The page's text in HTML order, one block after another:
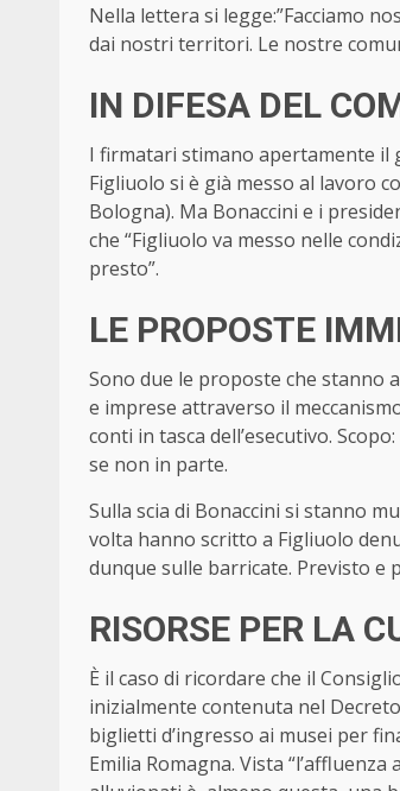
Nella lettera si legge:”Facciamo
dai nostri territori. Le nostre
IN DIFESA DEL
I firmatari stimano apertamente il
Figliuolo si è già messo al lavoro
Bologna). Ma Bonaccini e i
che “Figliuolo va messo nelle
presto”.
LE PROPOSTE
Sono due le proposte che stanno
e imprese attraverso il
conti in tasca dell’esecutivo.
se non in parte.
Sulla scia di Bonaccini si stanno
volta hanno scritto a Figliuolo
dunque sulle barricate. Previsto e
RISORSE PER LA
È il caso di ricordare che il
inizialmente contenuta nel
biglietti d’ingresso ai musei per
Emilia Romagna. Vista